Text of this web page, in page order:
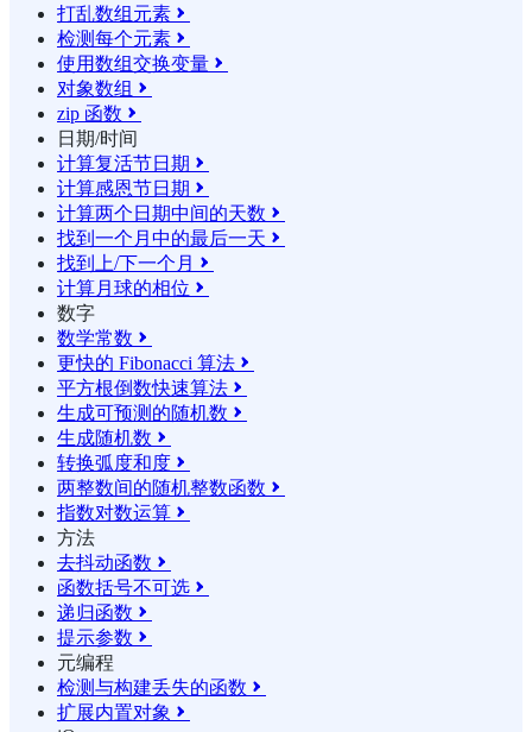
打乱数组元素 
检测每个元素 
使用数组交换变量 
对象数组 
zip 函数 
日期/时间
计算复活节日期 
计算感恩节日期 
计算两个日期中间的天数 
找到一个月中的最后一天 
找到上/下一个月 
计算月球的相位 
数字
数学常数 
更快的 Fibonacci 算法 
平方根倒数快速算法 
生成可预测的随机数 
生成随机数 
转换弧度和度 
两整数间的随机整数函数 
指数对数运算 
方法
去抖动函数 
函数括号不可选 
递归函数 
提示参数 
元编程
检测与构建丢失的函数 
扩展内置对象 